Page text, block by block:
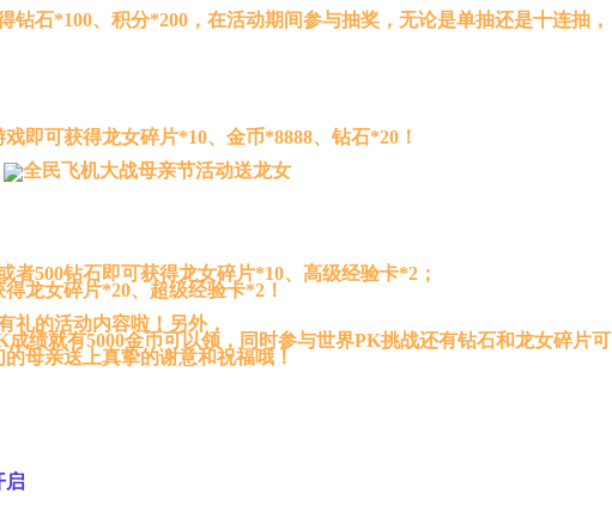
石*100、积分*200，在活动期间参与抽奖，无论是单抽还是十连抽，
即可获得龙女碎片*10、金币*8888、钻石*20！
500钻石即可获得龙女碎片*10、高级经验卡*2；
龙女碎片*20、超级经验卡*2！
的活动内容啦！另外，
成绩就有5000金币可以领，同时参与世界PK挑战还有钻石和龙女碎片可
母亲送上真挚的谢意和祝福哦！
启